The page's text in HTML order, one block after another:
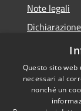
Note legali
Privacy e
Questo sito
necessari al
nonché un